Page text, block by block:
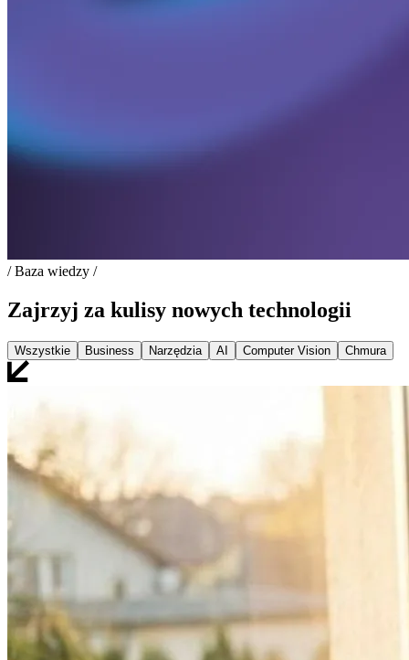
/ Baza wiedzy /
Zajrzyj za kulisy nowych technologii
Wszystkie Business Narzędzia AI Computer Vision Chmura